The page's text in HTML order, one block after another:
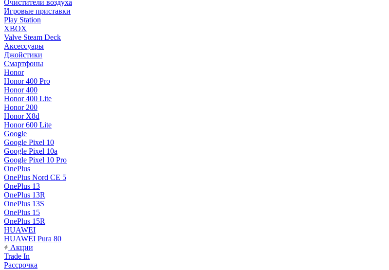
Очистители воздуха
Игровые приставки
Play Station
XBOX
Valve Steam Deck
Аксессуары
Джойстики
Смартфоны
Honor
Honor 400 Pro
Honor 400
Honor 400 Lite
Honor 200
Honor X8d
Honor 600 Lite
Google
Google Pixel 10
Google Pixel 10a
Google Pixel 10 Pro
OnePlus
OnePlus Nord CE 5
OnePlus 13
OnePlus 13R
OnePlus 13S
OnePlus 15
OnePlus 15R
HUAWEI
HUAWEI Pura 80
Акции
Trade In
Рассрочка